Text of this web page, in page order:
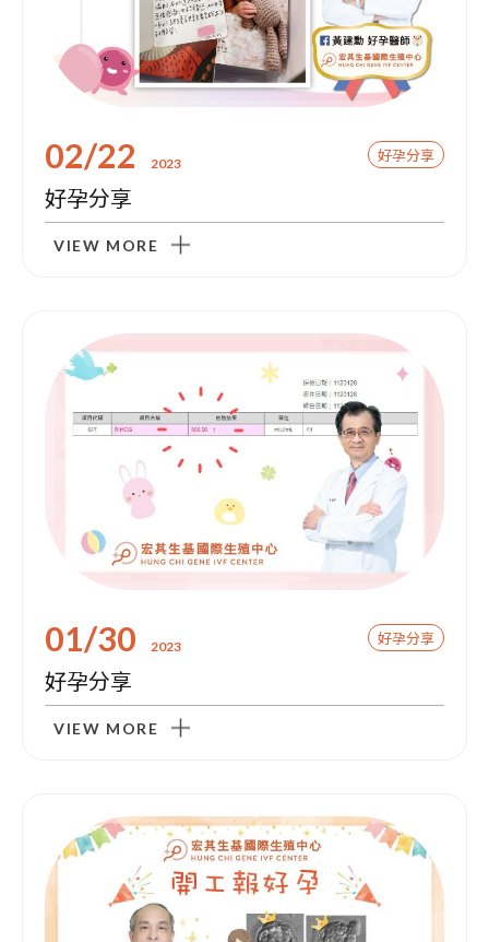
02/22 2023 好孕分享
好孕分享
VIEW MORE
01/30 2023 好孕分享
好孕分享
VIEW MORE